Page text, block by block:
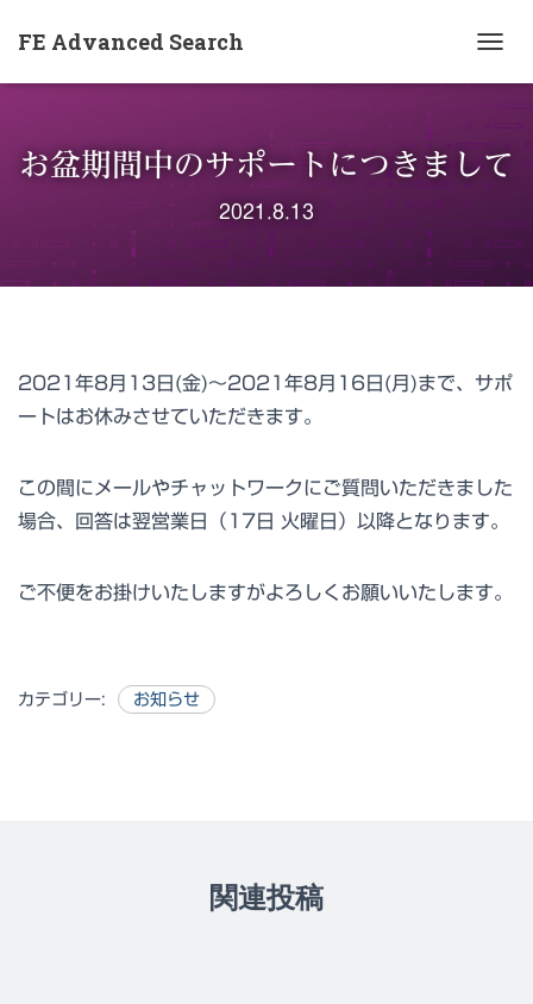
FE Advanced Search
ビ
シ
を
切
お盆期間中のサポートにつきまして
2021.8.13
2021年8月13日(金)～2021年8月16日(月)まで、サポ
ートはお休みさせていただきます。
この間にメールやチャットワークにご質問いただきました
場合、回答は翌営業日（17日 火曜日）以降となります。
ご不便をお掛けいたしますがよろしくお願いいたします。
カテゴリー: お知らせ
関連投稿